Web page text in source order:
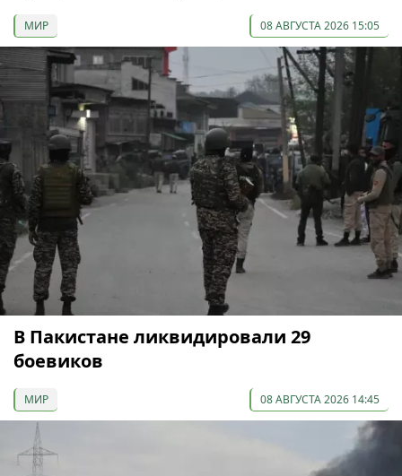
МИР 08 АВГУСТА 2026 15:05
В Пакистане ликвидировали 29
боевиков
МИР 08 АВГУСТА 2026 14:45